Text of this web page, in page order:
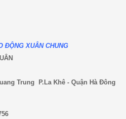
ĐỘNG XUÂN CHUNG
Trung P.La Khê - Quận Hà Đông